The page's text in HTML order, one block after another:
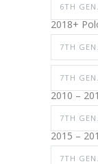
6TH
2018+
7TH
7TH
2010 –
7TH
2015 –
7TH